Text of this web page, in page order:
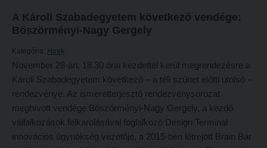
Nagykőrösi képzési hely
Marosvásárhelyi képzési hely
Kecskeméti képzési hely
Mintatantervek
Gyakorlati képzés
Hasznos linkek
Református Pedagógiai Intézet
Képzéseink
Képzési helyszínek
Nagykőrösi képzési hely
Budapesti képzési hely
A Károli Szabadegyetem következő vendége:
Böszörményi-Nagy Gergely
Kategória: Hírek
November 28-án, 18.30 órai kezdettel kerül megrendezésre a
Károli Szabadegyetem következő – a téli szünet előtti utolsó –
rendezvénye. Az ismeretterjesztő rendezvénysorozat
meghívott vendége Böszörményi-Nagy Gergely, a kezdő
vállalkozások felkarolásával foglalkozó Design Terminal
innovációs ügynökség vezetője, a 2015-ben létrejött Brain Bar